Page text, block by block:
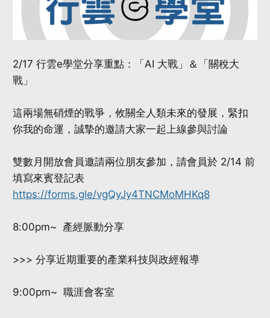
2/17 行雲e學堂分享重點：「AI 大戰」＆「關稅大
戰」
這兩場無硝煙的戰爭，攸關全人類未來的發展，緊扣
你我的命運，誠摯的邀請大家一起上線參與討論
雙數月開放會員邀請兩位朋友參加，請會員於 2/14 前
填寫來賓登記表
https://forms.gle/vgQyJy4TNCMoMHKq8
8:00pm~ 產經脈動分享
>>> 分享近期重要的產業科技與政經報導
9:00pm~ 職涯會客室